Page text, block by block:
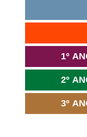
1º
2º
3º